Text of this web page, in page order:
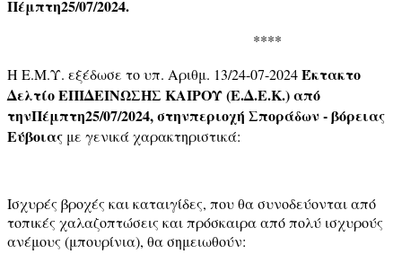
Πέμπτη25/07/2024.
****
Η Ε.Μ.Υ. εξέδωσε το υπ. Αριθμ. 13/24-07-2024Έκτακτο
Δελτίο ΕΠΙΔΕΙΝΩΣΗΣ ΚΑΙΡΟΥ (Ε.Δ.Ε.Κ.) από
τηνΠέμπτη25/07/2024, στηνπεριοχή Σποράδων - βόρειας
Εύβοιας με γενικά χαρακτηριστικά:
Ισχυρές βροχές και καταιγίδες, που θα συνοδεύονται από
τοπικές χαλαζοπτώσεις και πρόσκαιρα από πολύ ισχυρούς
ανέμους (μπουρίνια), θα σημειωθούν: